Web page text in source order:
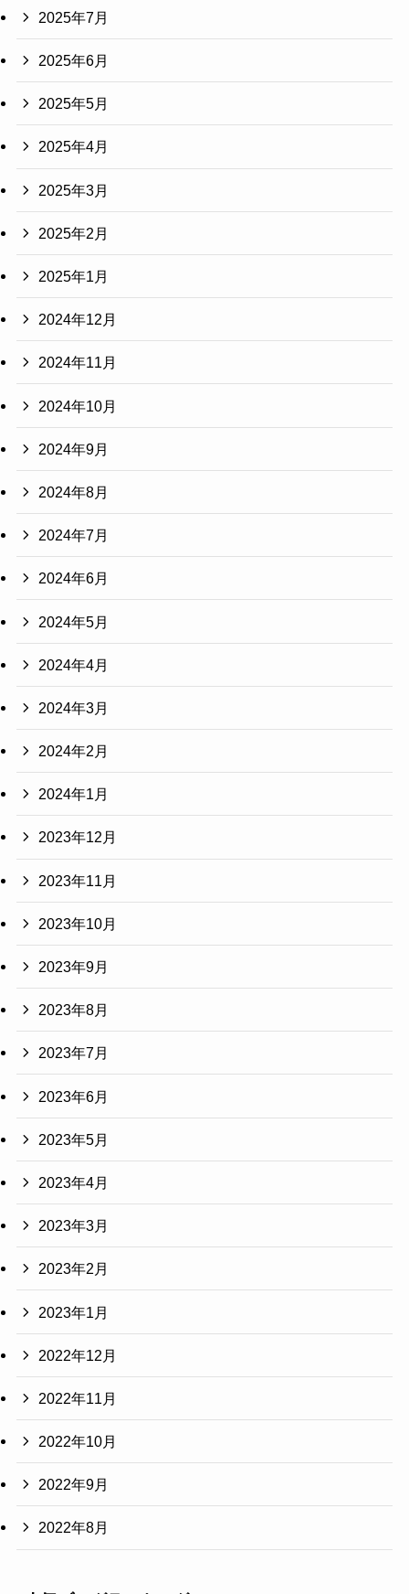
2025年7月
2025年6月
2025年5月
2025年4月
2025年3月
2025年2月
2025年1月
2024年12月
2024年11月
2024年10月
2024年9月
2024年8月
2024年7月
2024年6月
2024年5月
2024年4月
2024年3月
2024年2月
2024年1月
2023年12月
2023年11月
2023年10月
2023年9月
2023年8月
2023年7月
2023年6月
2023年5月
2023年4月
2023年3月
2023年2月
2023年1月
2022年12月
2022年11月
2022年10月
2022年9月
2022年8月